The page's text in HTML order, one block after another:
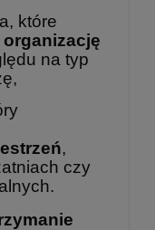
które
na typ
,
czy